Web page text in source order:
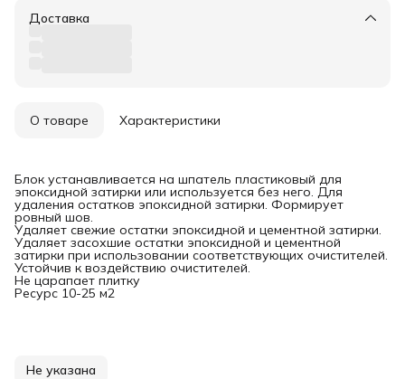
Доставка
О товаре Характеристики
Блок устанавливается на шпатель пластиковый для
эпоксидной затирки или используется без него. Для
удаления остатков эпоксидной затирки. Формирует
ровный шов.
Удаляет свежие остатки эпоксидной и цементной затирки.
Удаляет засохшие остатки эпоксидной и цементной
затирки при использовании соответствующих очистителей.
Устойчив к воздействию очистителей.
Не царапает плитку
Ресурс 10-25 м2
Не указана